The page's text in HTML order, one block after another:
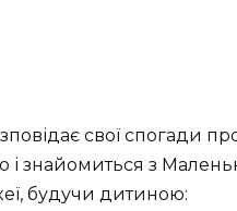
свої спогади
і знайомиться з
будучи дитиною: